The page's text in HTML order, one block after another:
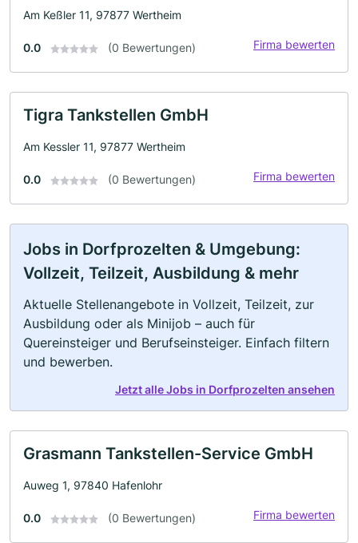
Am Keßler 11, 97877 Wertheim
0.0 (0 Bewertungen) Firma bewerten
Tigra Tankstellen GmbH
Am Kessler 11, 97877 Wertheim
0.0 (0 Bewertungen) Firma bewerten
Jobs in Dorfprozelten & Umgebung:
Vollzeit, Teilzeit, Ausbildung & mehr
Aktuelle Stellenangebote in Vollzeit, Teilzeit, zur
Ausbildung oder als Minijob – auch für
Quereinsteiger und Berufseinsteiger. Einfach filtern
und bewerben.
Jetzt alle Jobs in Dorfprozelten ansehen
Grasmann Tankstellen-Service GmbH
Auweg 1, 97840 Hafenlohr
0.0 (0 Bewertungen) Firma bewerten